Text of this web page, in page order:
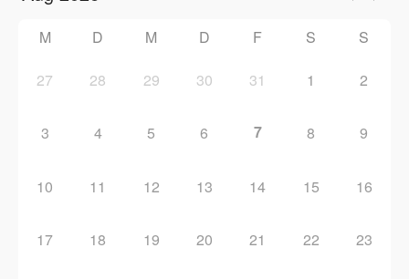
M D M D F S S
27 28 29 30 31 1 2
3 4 5 6 7 8 9
10 11 12 13 14 15 16
17 18 19 20 21 22 23